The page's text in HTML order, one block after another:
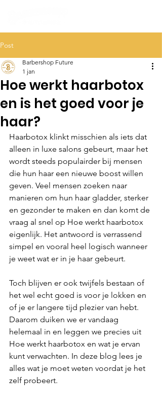
Post
Hoe werkt haarbotox
en is het goed voor je
haar?
Barbershop Future
1 jan
Haarbotox klinkt misschien als iets dat
alleen in luxe salons gebeurt, maar het
wordt steeds populairder bij mensen
die hun haar een nieuwe boost willen
geven. Veel mensen zoeken naar
manieren om hun haar gladder, sterker
en gezonder te maken en dan komt de
vraag al snel op Hoe werkt haarbotox
eigenlijk. Het antwoord is verrassend
simpel en vooral heel logisch wanneer
je weet wat er in je haar gebeurt.
Toch blijven er ook twijfels bestaan of
het wel echt goed is voor je lokken en
of je er langere tijd plezier van hebt.
Daarom duiken we er vandaag
helemaal in en leggen we precies uit
Hoe werkt haarbotox en wat je ervan
kunt verwachten. In deze blog lees je
alles wat je moet weten voordat je het
zelf probeert.